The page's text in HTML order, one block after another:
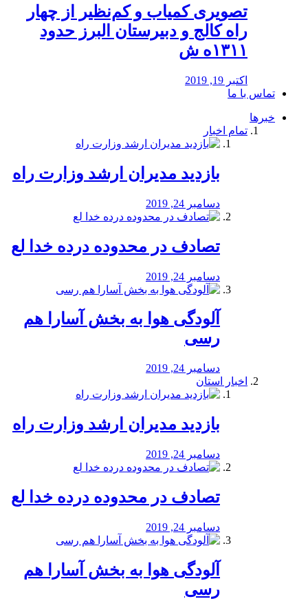
️تصویری کمیاب و کم‌نظیر از چهار
راه كالج و دبيرستان البرز حدود
۱۳۱۱ه ش
اکتبر 19, 2019
تماس با ما
خبرها
تمام اخبار
بازدید مدیران ارشد وزارت راه
دسامبر 24, 2019
تصادف در محدوده درده خدا لع
دسامبر 24, 2019
آلودگی هوا به بخش آسارا هم
رسی
دسامبر 24, 2019
اخبار استان
بازدید مدیران ارشد وزارت راه
دسامبر 24, 2019
تصادف در محدوده درده خدا لع
دسامبر 24, 2019
آلودگی هوا به بخش آسارا هم
رسی